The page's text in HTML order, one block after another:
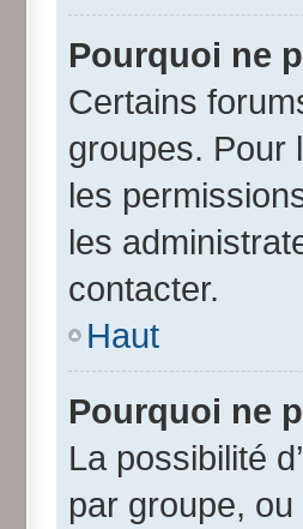
Pourquoi ne
Certains
groupes. Pour
les
les
contacter.
Haut
Pourquoi ne
La possibilité
par groupe,